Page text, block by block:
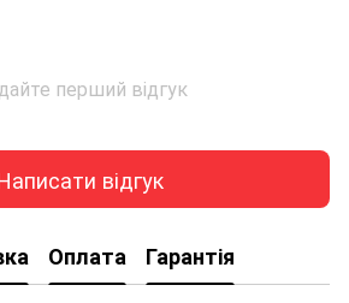
перший відгук
відгук
Оплата Гарантія